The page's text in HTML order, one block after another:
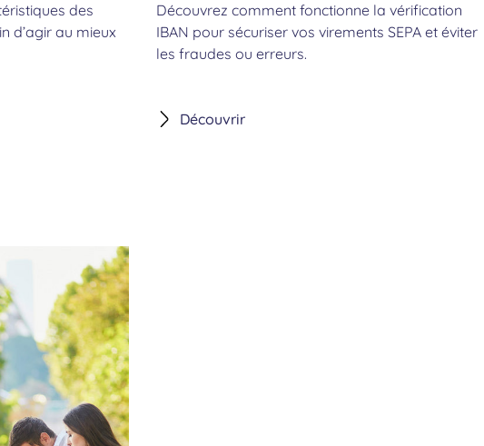
des
d’agir au mieux
Découvrez comment fonctionne la vérification
IBAN pour sécuriser vos virements SEPA et éviter
les fraudes ou erreurs.
Découvrir